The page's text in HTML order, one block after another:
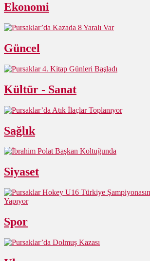
Ekonomi
Güncel
Kültür - Sanat
Sağlık
Siyaset
Spor